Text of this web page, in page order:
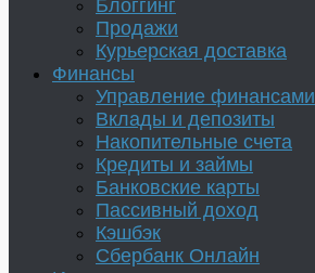
Блоггинг
Продажи
Курьерская доставка
Финансы
Управление финансами
Вклады и депозиты
Накопительные счета
Кредиты и займы
Банковские карты
Пассивный доход
Кэшбэк
Сбербанк Онлайн